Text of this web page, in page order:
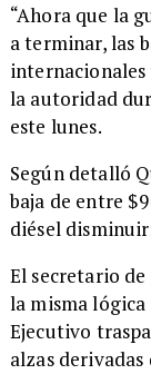
“Ahora que la
a terminar, las
internacionales
la autoridad
este lunes.
Según detalló
baja de entre
diésel
El secretario
la misma
Ejecutivo
alzas